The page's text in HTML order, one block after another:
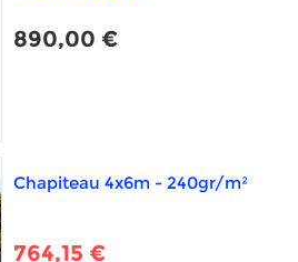
890,00 €
Chapiteau 4x6m - 240gr/m²
764,15 €